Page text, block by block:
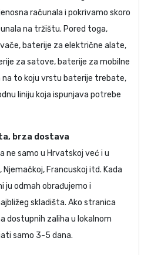
računala i pokrivamo skoro
na tržištu. Pored toga,
baterije za električne alate,
za satove, baterije za mobilne
na to koju vrstu baterije trebate,
liniju koja ispunjava potrebe
brza dostava
ne samo u Hrvatskoj već i u
Francuskoj itd. Kada
ju odmah obrađujemo i
skladišta. Ako stranica
dostupnih zaliha u lokalnom
samo 3-5 dana.